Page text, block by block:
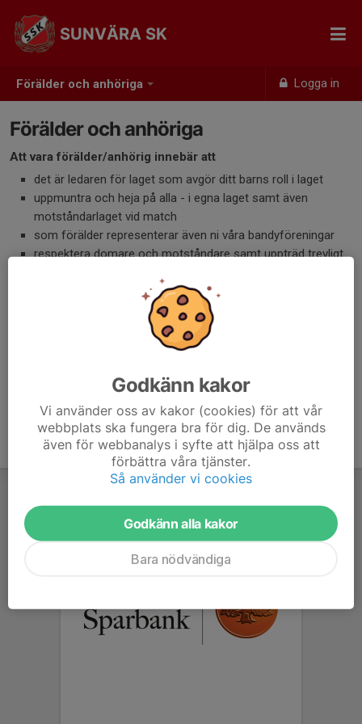
Förälder och anhöriga Logga in
SUNVÄRA SK
Förälder och anhöriga
Att vara förälder/anhörig innebär att
det är ledaren för laget som avgör ditt barns roll i laget
uppmuntra och heja på alla - i egna laget samt även
motståndarlaget vid match
som förälder representerar även ni våra bandyföreningar
respektera domare och motståndare samt uppträd trevligt
arbetsuppgifter i vår ideella verksamhet
Godkänn kakor
Vi använder oss av kakor (cookies) för att vår
webbplats ska fungera bra för dig. De används
även för webbanalys i syfte att hjälpa oss att
förbättra våra tjänster.
Så använder vi cookies
Godkänn alla kakor
Bara nödvändiga